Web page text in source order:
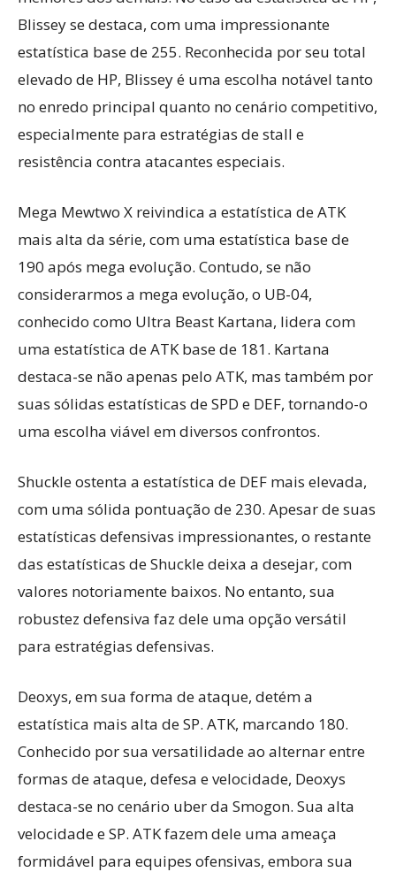
Blissey se destaca, com uma impressionante
estatística base de 255. Reconhecida por seu total
elevado de HP, Blissey é uma escolha notável tanto
no enredo principal quanto no cenário competitivo,
especialmente para estratégias de stall e
resistência contra atacantes especiais.
Mega Mewtwo X reivindica a estatística de ATK
mais alta da série, com uma estatística base de
190 após mega evolução. Contudo, se não
considerarmos a mega evolução, o UB-04,
conhecido como Ultra Beast Kartana, lidera com
uma estatística de ATK base de 181. Kartana
destaca-se não apenas pelo ATK, mas também por
suas sólidas estatísticas de SPD e DEF, tornando-o
uma escolha viável em diversos confrontos.
Shuckle ostenta a estatística de DEF mais elevada,
com uma sólida pontuação de 230. Apesar de suas
estatísticas defensivas impressionantes, o restante
das estatísticas de Shuckle deixa a desejar, com
valores notoriamente baixos. No entanto, sua
robustez defensiva faz dele uma opção versátil
para estratégias defensivas.
Deoxys, em sua forma de ataque, detém a
estatística mais alta de SP. ATK, marcando 180.
Conhecido por sua versatilidade ao alternar entre
formas de ataque, defesa e velocidade, Deoxys
destaca-se no cenário uber da Smogon. Sua alta
velocidade e SP. ATK fazem dele uma ameaça
formidável para equipes ofensivas, embora sua